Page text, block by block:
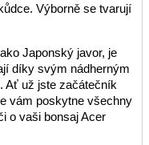
Výborně se tvarují
Japonský javor, je
díky svým nádherným
Ať už jste začátečník
vám poskytne všechny
o vaši bonsaj Acer